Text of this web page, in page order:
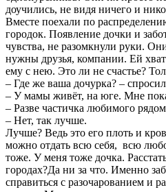
доучились, не видя ничего и
Вместе поехали по
городок. Появление дочки и
чувства, не разомкнули руки.
нужны друзья, компании. Ей
ему с нею. Это ли не счастье?
‒ Где же ваша дочурка? ‒
‒ У мамы живёт, на юге. Мне
‒ Разве частичка любимого
‒ Нет, так лучше.
Лучше? Ведь это его плоть и
можно отдать всю себя, всю
тоже. У меня тоже дочка.
городах?Да ни за что. Именно
справиться с разочарованием и